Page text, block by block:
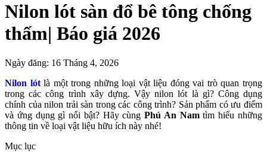
Nilon lót sàn đổ bê tông chống
thấm| Báo giá 2026
Ngày đăng: 16 Tháng 4, 2026
Nilon lót là một trong những loại vật liệu đóng vai trò quan trọng
trong các công trình xây dựng. Vậy nilon lót là gì? Công dụng
chính của nilon trải sàn trong các công trình? Sản phẩm có ưu điểm
và ứng dụng gì nổi bật? Hãy cùngPhú An Namtìm hiểu những
thông tin về loại vật liệu hữu ích này nhé!
Mục lục